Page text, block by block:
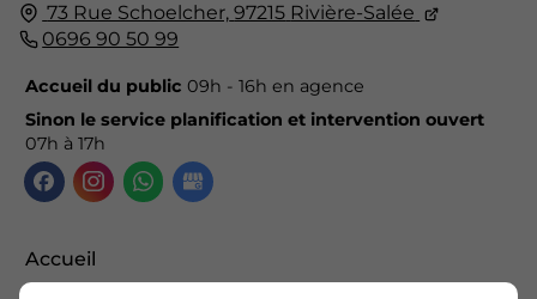
73 Rue Schoelcher, 97215 Rivière-Salée
0696 90 50 99
Accueil du public 09h - 16h en agence
Sinon le service planification et intervention ouvert
07h à 17h
Accueil